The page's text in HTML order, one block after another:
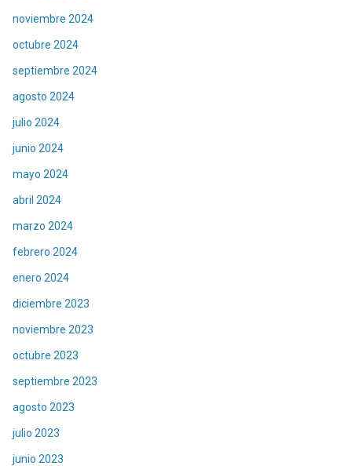
noviembre 2024
octubre 2024
septiembre 2024
agosto 2024
julio 2024
junio 2024
mayo 2024
abril 2024
marzo 2024
febrero 2024
enero 2024
diciembre 2023
noviembre 2023
octubre 2023
septiembre 2023
agosto 2023
julio 2023
junio 2023